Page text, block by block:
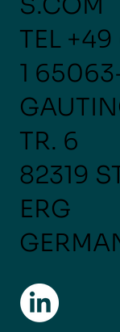
TEL +49
1
TR. 6
82319
ERG